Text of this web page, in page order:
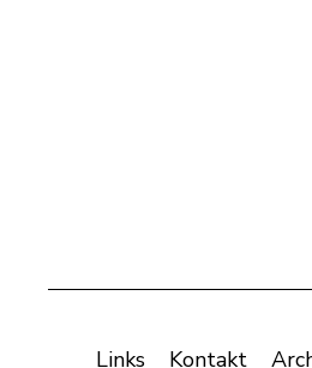
Links Kontakt